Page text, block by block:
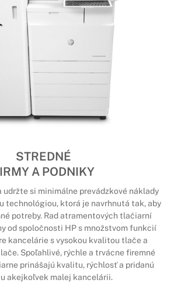
STREDNÉ
A PODNIKY
udržte si minimálne prevádzkové náklady
technológiou, ktorá je navrhnutá tak, aby
potreby. Rad atramentových tlačiarní
od spoločnosti HP s množstvom funkcií
kancelárie s vysokou kvalitou tlače a
Spoľahlivé, rýchle a trvácne firemné
prinášajú kvalitu, rýchlosť a pridanú
akejkoľvek malej kancelárii.